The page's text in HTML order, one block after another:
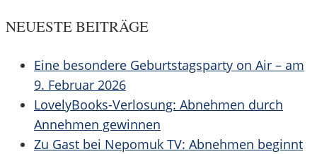
NEUESTE BEITRÄGE
Eine besondere Geburtstagsparty on Air – am
9. Februar 2026
LovelyBooks-Verlosung: Abnehmen durch
Annehmen gewinnen
Zu Gast bei Nepomuk TV: Abnehmen beginnt